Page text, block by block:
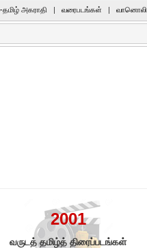
அகராதி | வரைபடங்கள் | வானொலி
2001
வருடத் தமிழ்த் திரைப்படங்கள்